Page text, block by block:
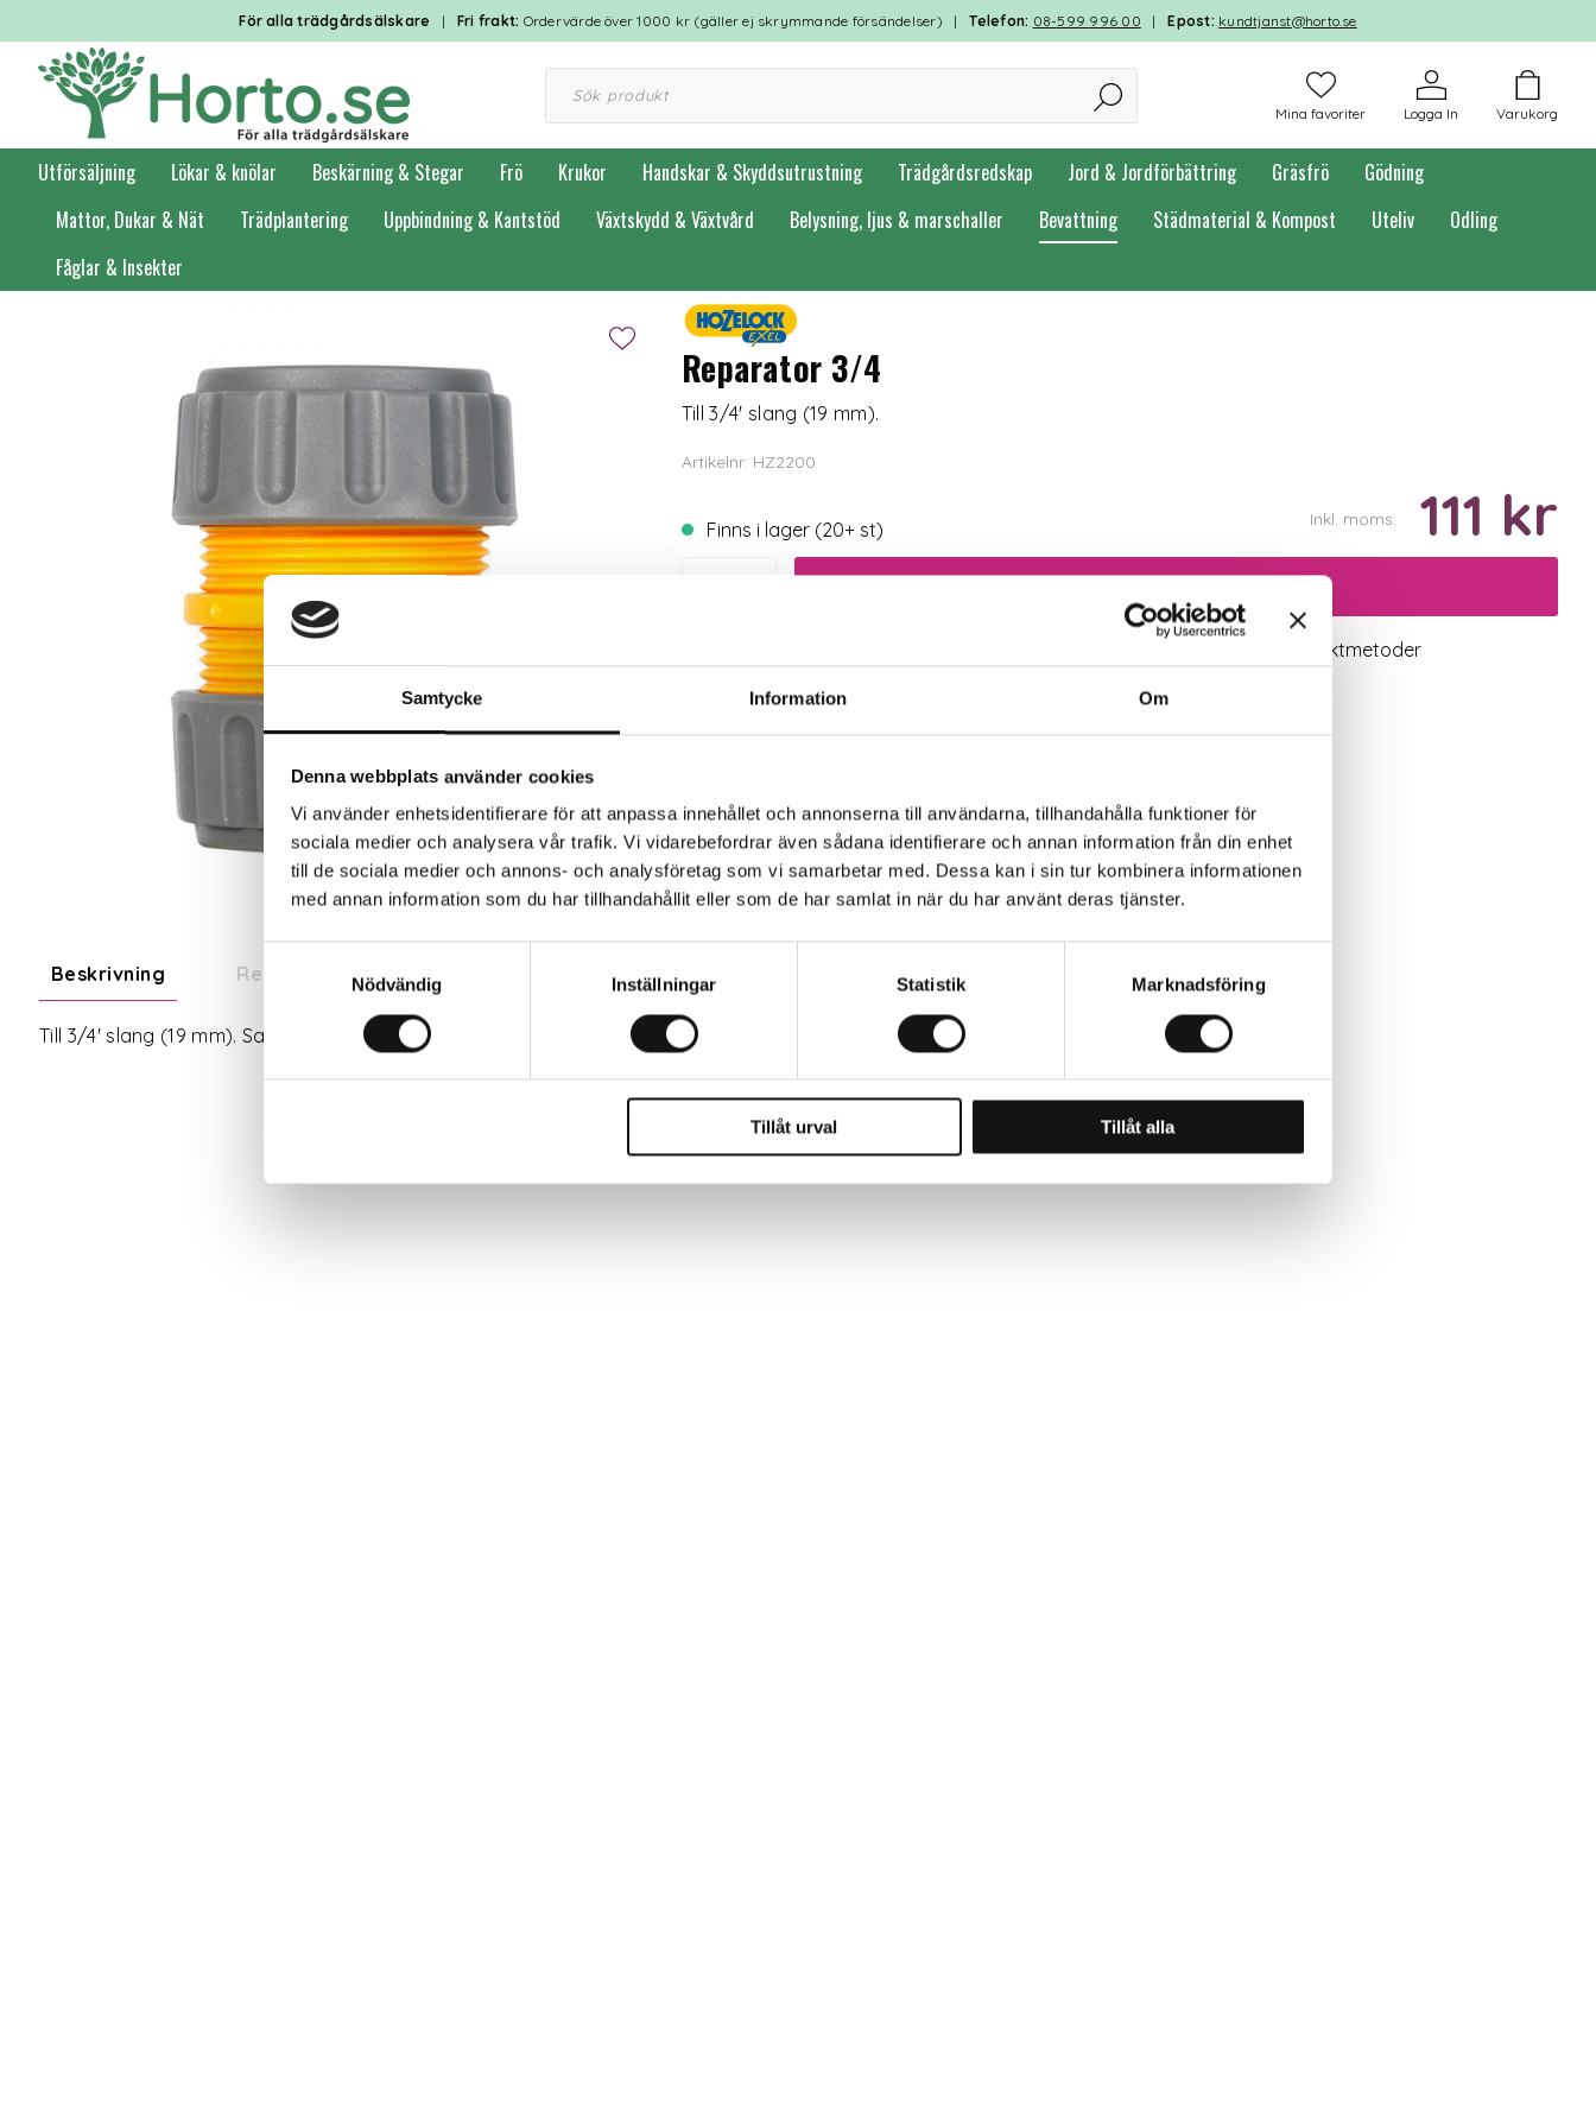
Samtycke Information Om
Denna webbplats använder cookies
Vi använder enhetsidentifierare för att anpassa innehållet och annonserna till användarna, tillhandahålla funktioner för
sociala medier och analysera vår trafik. Vi vidarebefordrar även sådana identifierare och annan information från din enhet
till de sociala medier och annons- och analysföretag som vi samarbetar med. Dessa kan i sin tur kombinera informationen
med annan information som du har tillhandahållit eller som de har samlat in när du har använt deras tjänster.
Nödvändig
Inställningar Statistik Marknadsföring
Tillåt urval Tillåt alla
För alla trädgårdsälskare | Fri frakt: Ordervärde över 1000 kr (gäller ej skrymmande försändelser) |Telefon: 08-599 996 00 |Epost: kundtjanst@horto.se
Varukorg
Logga In
Mina favoriter
Utförsäljning Lökar & knölar Beskärning & Stegar Frö Krukor Handskar & Skyddsutrustning Trädgårdsredskap Jord & Jordförbättring Gräsfrö
Gödning
Mattor, Dukar & Nät
Trädplantering Uppbindning & Kantstöd Växtskydd & Växtvård Belysning, ljus & marschaller Bevattning Städmaterial & Kompost Uteliv
Odling
Fåglar & Insekter
Förstasidan Bevattning
Reparator 3/4
Till 3/4' slang (19 mm).
Artikelnr: HZ2200
Finns i lager (20+ st) Inkl. moms: 111 kr
Valbara fraktmetoder
Beskrivning Recensioner
Till 3/4' slang (19 mm). Sammankoppling av två slangar alternativt reparera trasig slang.